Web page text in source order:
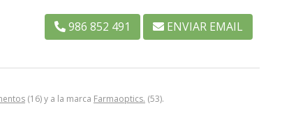
(16) y a la marca Farmaoptics. (53).
986 852 491 ENVIAR EMAIL